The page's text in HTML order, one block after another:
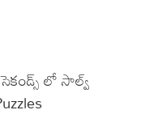
లో సాల్వ్